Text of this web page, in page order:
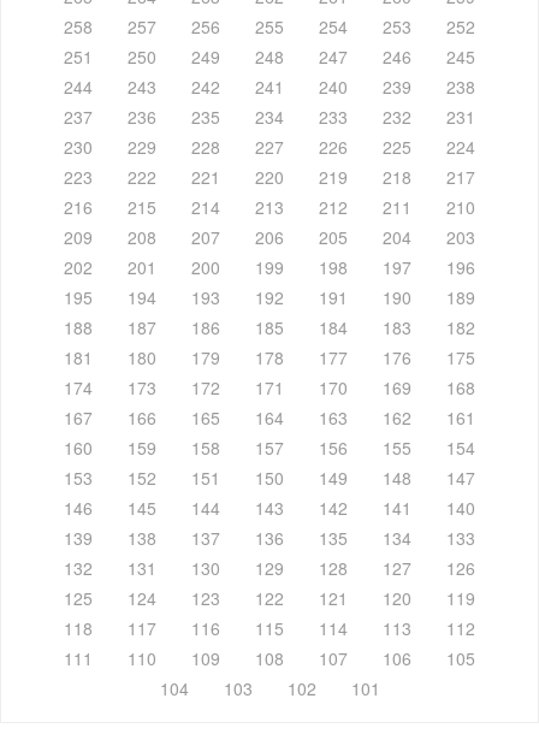
258
257 256 255 254 253
252
251
250 249 248 247 246
245
244
243 242 241 240 239
238
237
236 235 234 233 232
231
230
229 228 227 226 225
224
223
222 221 220 219 218
217
216
215 214 213 212 211
210
209
208 207 206 205 204
203
202
201 200 199 198 197
196
195
194 193 192 191 190
189
188
187 186 185 184 183
182
181
180 179 178 177 176
175
174
173 172 171 170 169
168
167
166 165 164 163 162
161
160
159 158 157 156 155
154
153
152 151 150 149 148
147
146
145 144 143 142 141
140
139
138 137 136 135 134
133
132
131 130 129 128 127
126
125
124 123 122 121 120
119
118
117 116 115 114 113
112
111
110 109 108 107 106
105
104
103 102 101